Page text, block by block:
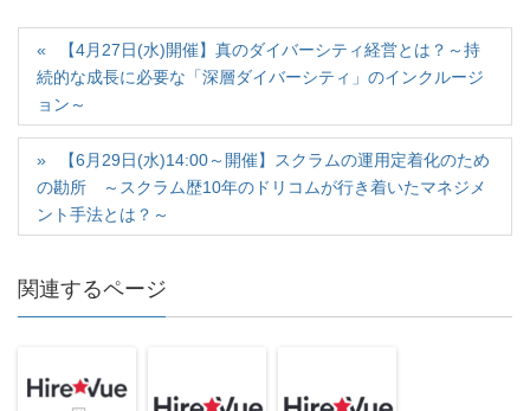
ウ
ィ
ン
ド
ウ
で
開
き
ま
す
て
く
だ
さ
い
し
い
ウ
ィ
ン
ウ
で
す
ウ
ィ
ン
ド
ウ
き
ま
す
【4月27日(水)開催】真のダイバーシティ経営とは？～持
続的な成長に必要な「深層ダイバーシティ」のインクルージ
ョン～
【6月29日(水)14:00～開催】スクラムの運用定着化のため
の勘所 ～スクラム歴10年のドリコムが行き着いたマネジメ
ント手法とは？～
関連するページ